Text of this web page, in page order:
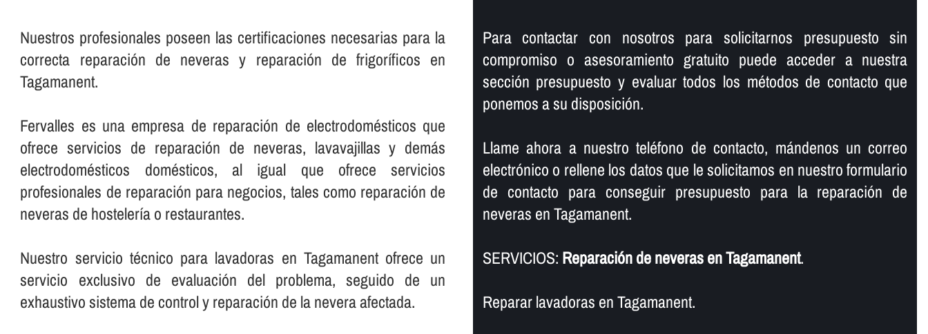
Nuestros profesionales poseen las certificaciones necesarias para la
correcta reparación de neveras y reparación de frigorí­ficos en
Tagamanent.
Fervalles es una empresa de reparación de electrodomésticos que
ofrece servicios de reparación de neveras, lavavajillas y demás
electrodomésticos domésticos, al igual que ofrece servicios
profesionales de reparación para negocios, tales como reparación de
neveras de hostelerí­a o restaurantes.
Nuestro servicio técnico para lavadoras en Tagamanent ofrece un
servicio exclusivo de evaluación del problema, seguido de un
exhaustivo sistema de control y reparación de la nevera afectada.
Para contactar con nosotros para solicitarnos presupuesto sin
compromiso o asesoramiento gratuito puede acceder a nuestra
sección presupuesto y evaluar todos los métodos de contacto que
ponemos a su disposición.
Llame ahora a nuestro teléfono de contacto, mándenos un correo
electrónico o rellene los datos que le solicitamos en nuestro formulario
de contacto para conseguir presupuesto para la reparación de
neveras en Tagamanent.
SERVICIOS: Reparación de neveras en Tagamanent.
Reparar lavadoras en Tagamanent.